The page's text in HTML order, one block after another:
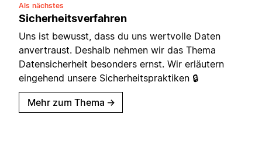
Als nächstes
Sicherheitsverfahren
Uns ist bewusst, dass du uns wertvolle Daten
anvertraust. Deshalb nehmen wir das Thema
Datensicherheit besonders ernst. Wir erläutern
eingehend unsere Sicherheitspraktiken 🔒
Mehr zum Thema →